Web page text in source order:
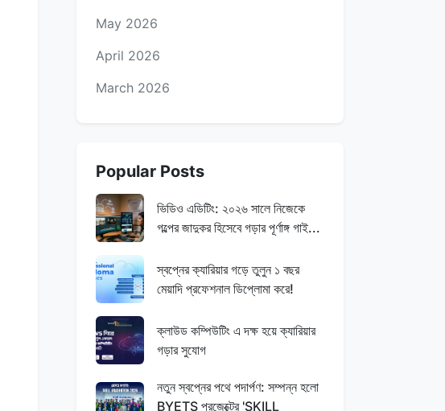
May 2026
April 2026
March 2026
Popular Posts
ভিডিও এডিটিং: ২০২৬ সালে নিজেকে
গল্পের জাদুকর হিসেবে গড়ার পূর্ণাঙ্গ গাই...
স্বপ্নের ক্যারিয়ার গড়ে তুলুন ১ বছর
মেয়াদি প্রফেশনাল ডিপ্লোমা করে!
ক্লাউড কম্পিউটিং এ দক্ষ হয়ে ক্যারিয়ার
গড়ার সুযোগ
নতুন স্বপ্নের পথে পদার্পণ: সম্পন্ন হলো
BYETS প্রজেক্টের 'SKILL